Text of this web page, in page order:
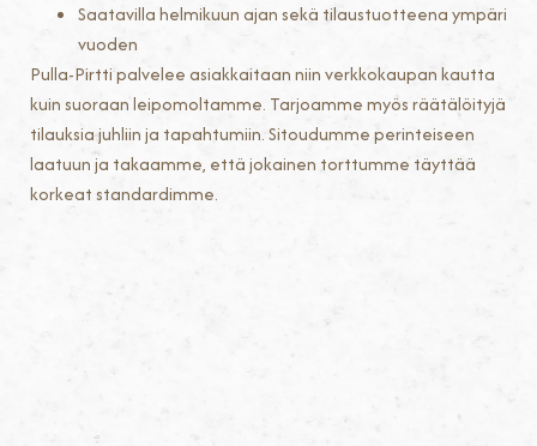
Saatavilla helmikuun ajan sekä tilaustuotteena ympäri
vuoden
Pulla-Pirtti palvelee asiakkaitaan niin verkkokaupan kautta
kuin suoraan leipomoltamme. Tarjoamme myös räätälöityjä
tilauksia juhliin ja tapahtumiin. Sitoudumme perinteiseen
laatuun ja takaamme, että jokainen torttumme täyttää
korkeat standardimme.